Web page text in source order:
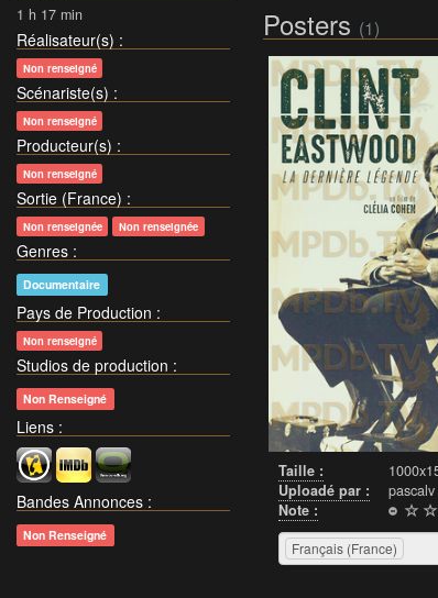
1 h 17 min
Réalisateur(s) :
Non renseigné
Scénariste(s) :
Non renseigné
Producteur(s) :
Non renseigné
Sortie (France) :
Non renseignée Non renseignée
Genres :
Documentaire
Pays de Production :
Non renseigné
Studios de production :
Non Renseigné
Liens :
Bandes Annonces :
Non Renseigné
Posters (1)
Taille :
Uploadé par :
pascalv
Note :
Français (France)